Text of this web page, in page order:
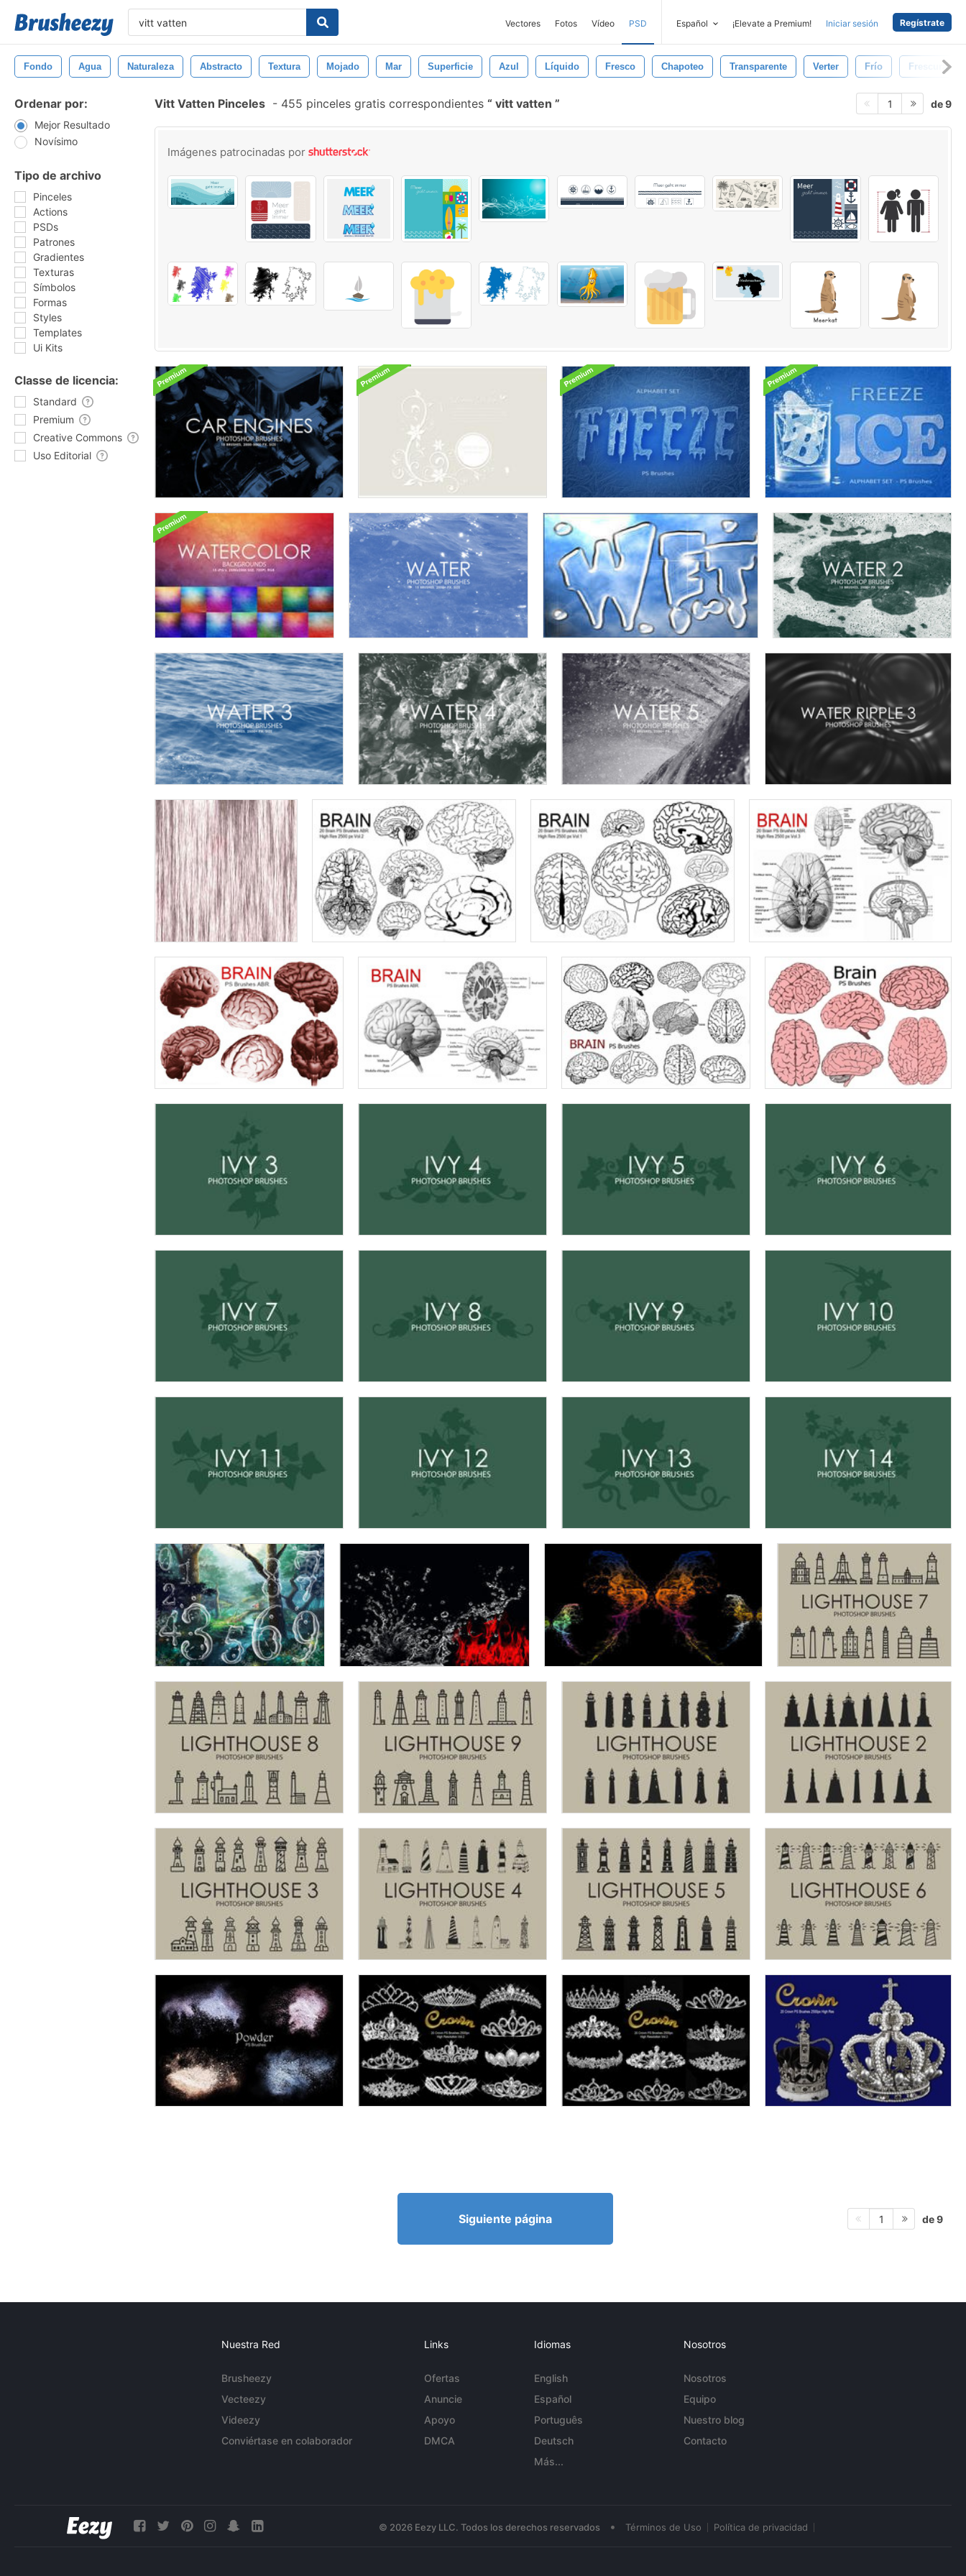
Vectores Fotos Vídeo PSD Español ¡Elevate a Premium! Iniciar sesión Regístrate
Fondo Agua Naturaleza Abstracto Textura Mojado Mar Superficie Azul Líquido Fresco Chapoteo Transparente Verter Frío Frescura
Ordenar por:
Mejor Resultado
Novísimo
Tipo de archivo
Pinceles
Actions
PSDs
Patrones
Gradientes
Texturas
Símbolos
Formas
Styles
Templates
Ui Kits
Classe de licencia:
Standard
Premium
Creative Commons
Uso Editorial
Vitt Vatten Pinceles - 455 pinceles gratis correspondientes vitt vatten 1 de 9
Imágenes patrocinadas por
Siguiente página 1 de 9
Nuestra Red
Brusheezy
Vecteezy
Videezy
Conviértase en colaborador
Links
Ofertas
Anuncie
Apoyo
DMCA
Idiomas
English
Español
Português
Deutsch
Más...
Nosotros
Nosotros
Equipo
Nuestro blog
Contacto
© 2026 Eezy LLC. Todos los derechos reservados • Términos de Uso Política de privacidad